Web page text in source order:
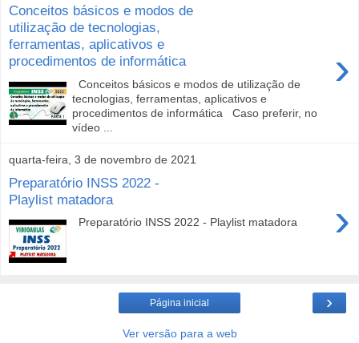
Conceitos básicos e modos de
utilização de tecnologias,
ferramentas, aplicativos e
procedimentos de informática
›
Conceitos básicos e modos de utilização de
tecnologias, ferramentas, aplicativos e
procedimentos de informática Caso preferir, no
vídeo ...
quarta-feira, 3 de novembro de 2021
Preparatório INSS 2022 -
Playlist matadora
›
Preparatório INSS 2022 - Playlist matadora
›
Página inicial
Ver versão para a web